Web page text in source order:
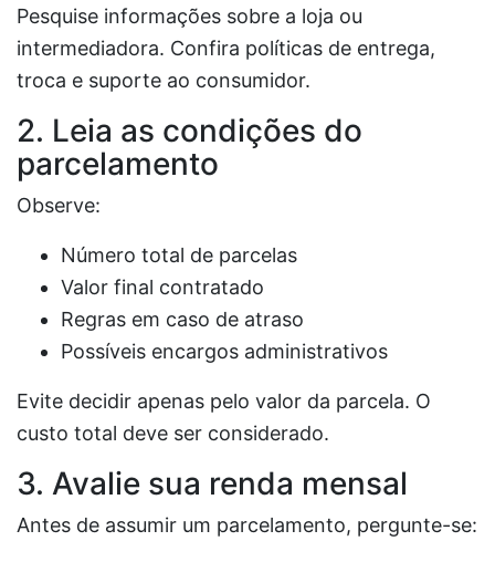
Pesquise informações sobre a loja ou
intermediadora. Confira políticas de entrega,
troca e suporte ao consumidor.
2. Leia as condições do
parcelamento
Observe:
Número total de parcelas
Valor final contratado
Regras em caso de atraso
Possíveis encargos administrativos
Evite decidir apenas pelo valor da parcela. O
custo total deve ser considerado.
3. Avalie sua renda mensal
Antes de assumir um parcelamento, pergunte-se: